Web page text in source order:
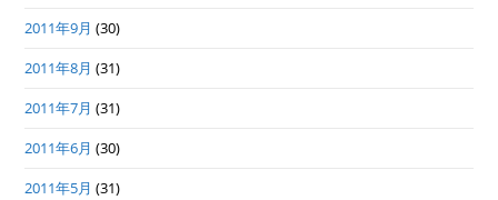
2011年9月 (30)
2011年8月 (31)
2011年7月 (31)
2011年6月 (30)
2011年5月 (31)